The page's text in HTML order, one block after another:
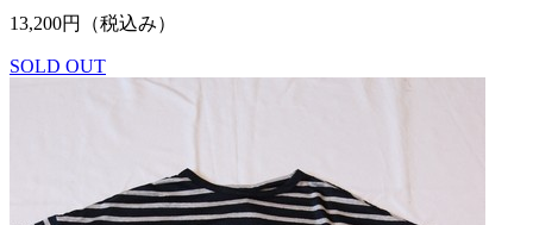
13,200円（税込み）
SOLD OUT